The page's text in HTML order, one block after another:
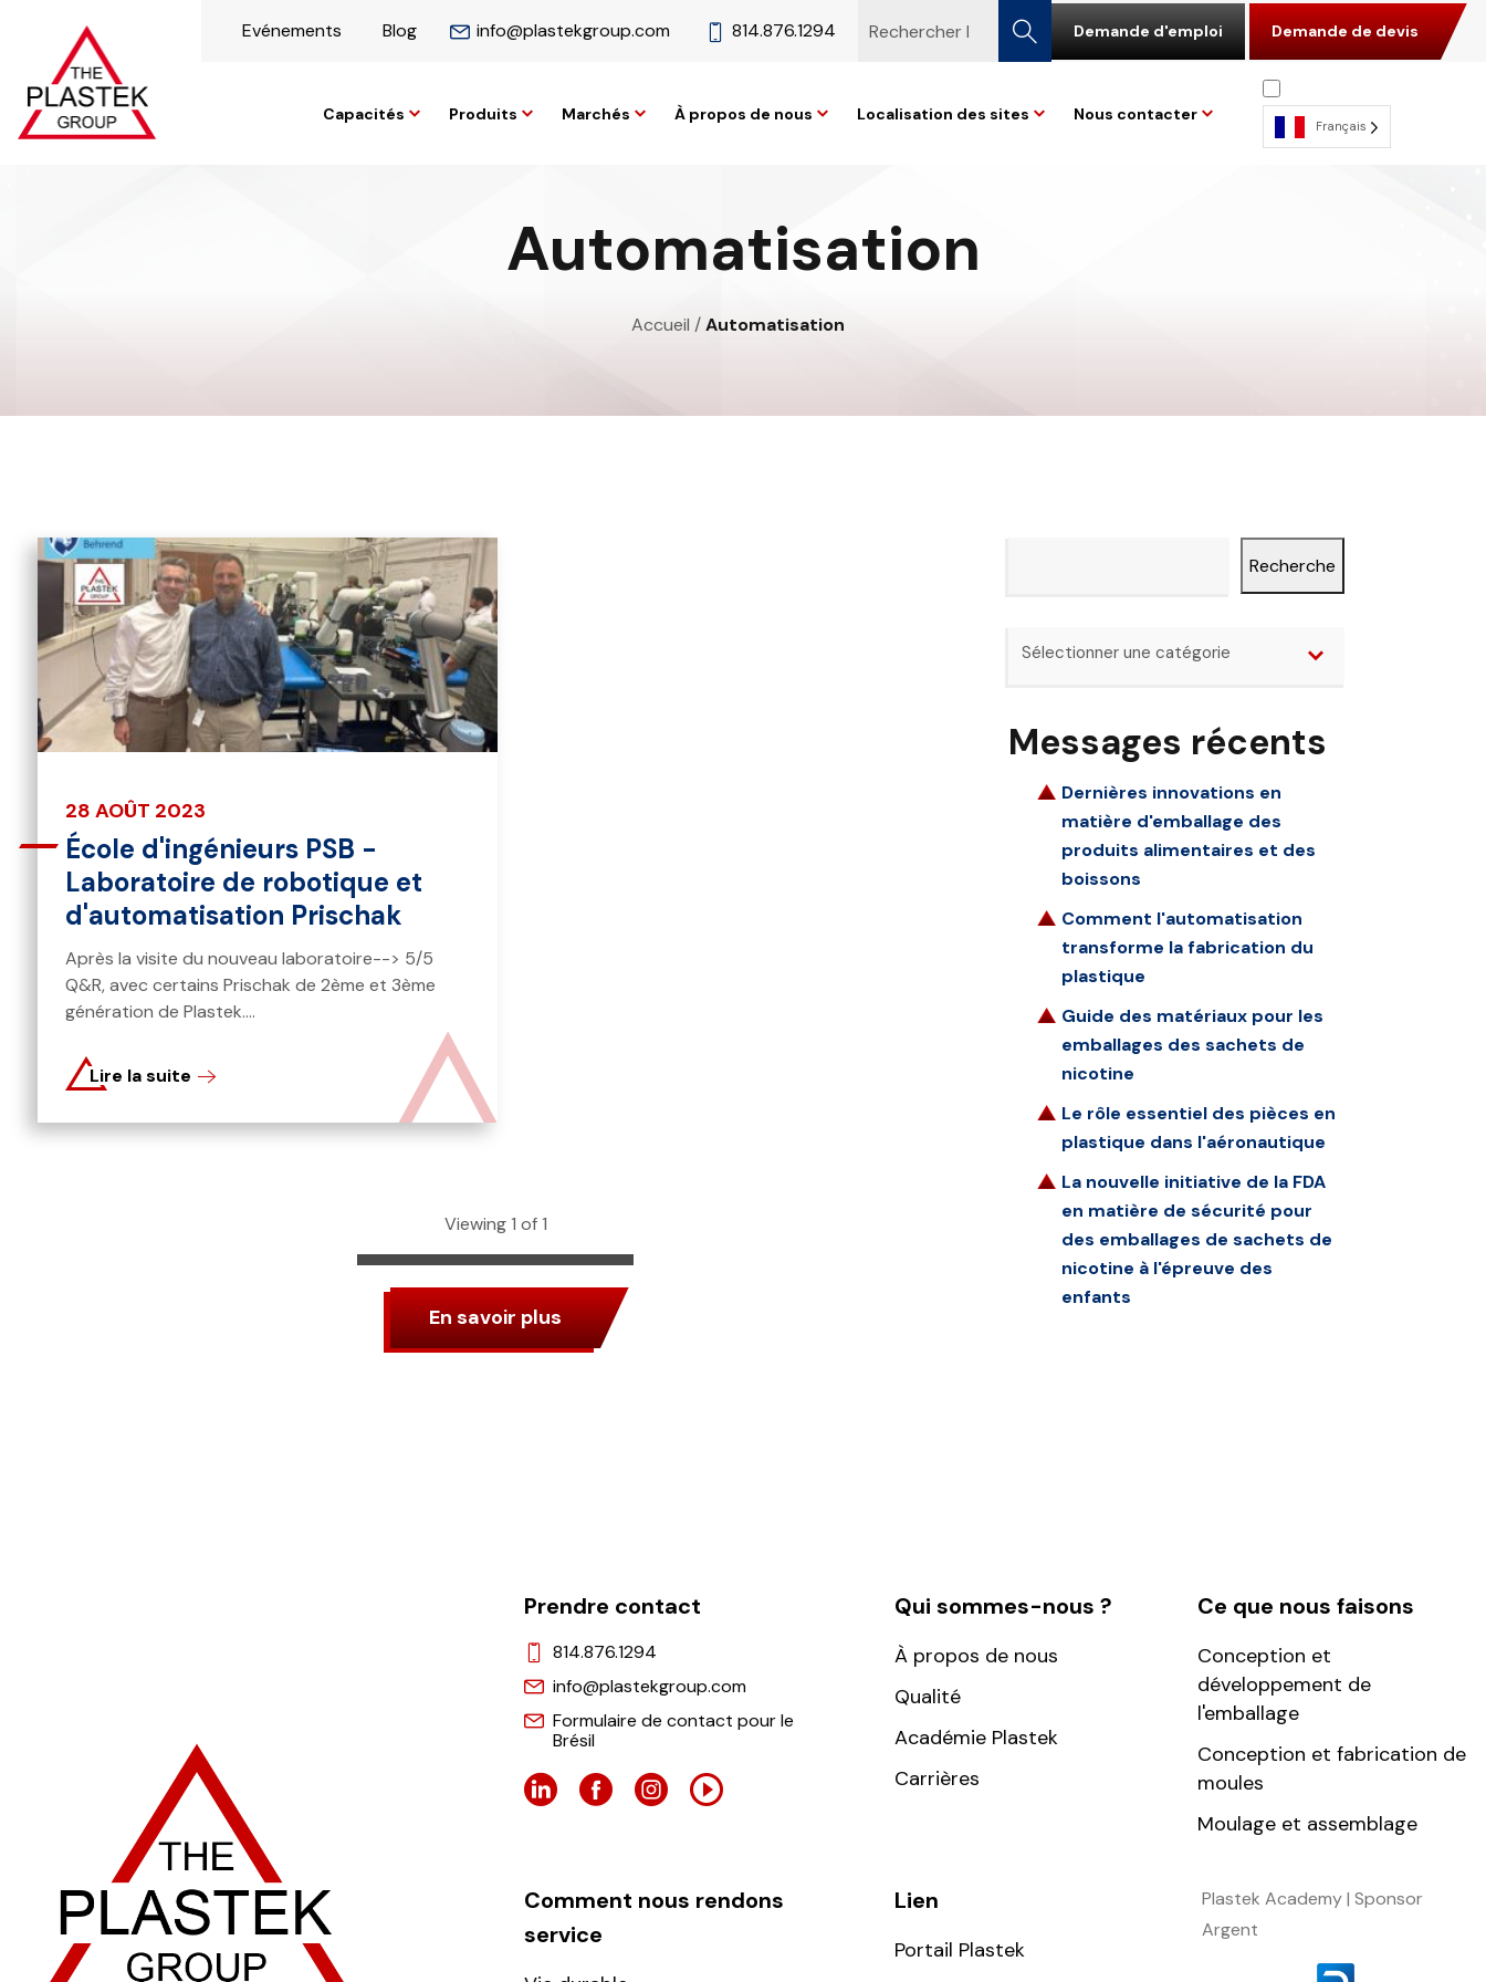
Evénements Blog info@plastekgroup.com 814.876.1294 Demande d'emploi Demande de devis
Capacités Produits Marchés À propos de nous Localisation des sites Nous contacter
Français
Automatisation
Accueil /Automatisation
28 AOÛT 2023
École d'ingénieurs PSB -
Laboratoire de robotique et
d'automatisation Prischak
Après la visite du nouveau laboratoire--> 5/5
Q&R, avec certains Prischak de 2ème et 3ème
génération de Plastek....
Lire la suite
Viewing 1 of 1
En savoir plus
Recherche
Sélectionner une catégorie
Messages récents
Dernières innovations en
matière d'emballage des
produits alimentaires et des
boissons
Comment l'automatisation
transforme la fabrication du
plastique
Guide des matériaux pour les
emballages des sachets de
nicotine
Le rôle essentiel des pièces en
plastique dans l'aéronautique
La nouvelle initiative de la FDA
en matière de sécurité pour
des emballages de sachets de
nicotine à l'épreuve des
enfants
Prendre contact
814.876.1294
info@plastekgroup.com
Formulaire de contact pour le
Brésil
Qui sommes-nous ?
À propos de nous
Qualité
Académie Plastek
Carrières
Ce que nous faisons
Conception et
développement de
l'emballage
Conception et fabrication de
moules
Moulage et assemblage
Comment nous rendons
service
Lien
Portail Plastek
Plastek Academy | Sponsor
Argent